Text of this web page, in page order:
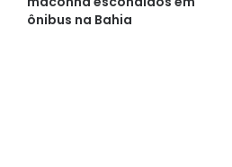
ônibus na Bahia